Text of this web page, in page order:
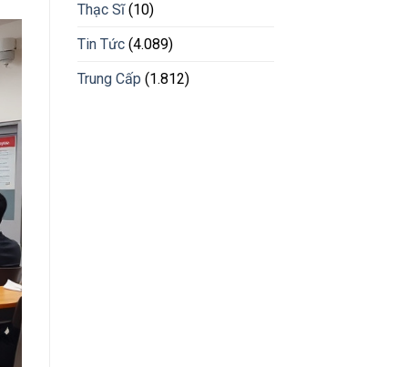
Thạc Sĩ(10)
Tin Tức(4.089)
Trung Cấp (1.812)